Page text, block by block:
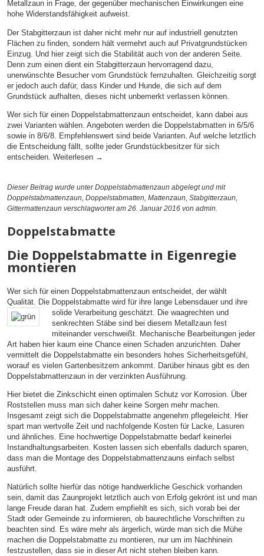
Metallzaun in Frage, der gegenüber mechanischen Einwirkungen eine
hohe Widerstandsfähigkeit aufweist.
Der Stabgitterzaun ist daher nicht mehr nur auf industriell genutzten
Flächen zu finden, sondern hält vermehrt auch auf Privatgrundstücken
Einzug. Und hier zeigt sich die Stabilität auch von der anderen Seite.
Denn zum einen dient ein Stabgitterzaun hervorragend dazu,
unerwünschte Besucher vom Grundstück fernzuhalten. Gleichzeitig sorgt
er jedoch auch dafür, dass Kinder und Hunde, die sich auf dem
Grundstück aufhalten, dieses nicht unbemerkt verlassen können.
Wer sich für einen Doppelstabmattenzaun entscheidet, kann dabei aus
zwei Varianten wählen. Angeboten werden die Doppelstabmatten in 6/5/6
sowie in 8/6/8. Empfehlenswert sind beide Varianten. Auf welche letztlich
die Entscheidung fällt, sollte jeder Grundstückbesitzer für sich
entscheiden. Weiterlesen →
Dieser Beitrag wurde unterDoppelstabmattenzaun abgelegt und mit
Doppelstabmattenzaun Doppelstabmatten Mattenzaun Stabgitterzaun
Gittermattenzaun verschlagwortet am 26. Januar 2016 von admin
Doppelstabmatte
Die Doppelstabmatte in Eigenregie
montieren
Wer sich für einen Doppelstabmattenzaun entscheidet, der wählt
Qualität. Die Doppelstabmatte wird für ihre lange Lebensdauer und ihre
solide Verarbeitung geschätzt. Die waagrechten und
senkrechten Stäbe sind bei diesem Metallzaun fest
miteinander verschweißt. Mechanische Bearbeitungen jeder
Art haben hier kaum eine Chance einen Schaden anzurichten. Daher
vermittelt die Doppelstabmatte ein besonders hohes Sicherheitsgefühl,
worauf es vielen Gartenbesitzern ankommt. Darüber hinaus gibt es den
Doppelstabmattenzaun in der verzinkten Ausführung.
Hier bietet die Zinkschicht einen optimalen Schutz vor Korrosion. Über
Roststellen muss man sich daher keine Sorgen mehr machen.
Insgesamt zeigt sich die Doppelstabmatte angenehm pflegeleicht. Hier
spart man wertvolle Zeit und nachfolgende Kosten für Lacke, Lasuren
und ähnliches. Eine hochwertige Doppelstabmatte bedarf keinerlei
Instandhaltungsarbeiten. Kosten lassen sich ebenfalls dadurch sparen,
dass man die Montage des Doppelstabmattenzauns einfach selbst
ausführt.
Natürlich sollte hierfür das nötige handwerkliche Geschick vorhanden
sein, damit das Zaunprojekt letztlich auch von Erfolg gekrönt ist und man
lange Freude daran hat. Zudem empfiehlt es sich, sich vorab bei der
Stadt oder Gemeinde zu informieren, ob baurechtliche Vorschriften zu
beachten sind. Es wäre mehr als ärgerlich, würde man sich die Mühe
machen die Doppelstabmatte zu montieren, nur um im Nachhinein
festzustellen, dass sie in dieser Art nicht stehen bleiben kann.